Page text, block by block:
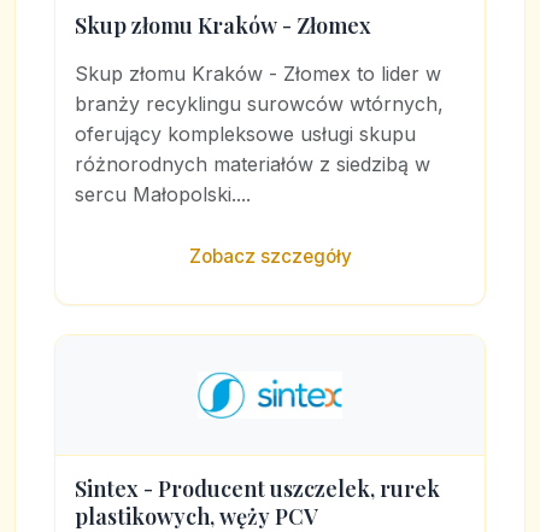
Skup złomu Kraków - Złomex
Skup złomu Kraków - Złomex to lider w
branży recyklingu surowców wtórnych,
oferujący kompleksowe usługi skupu
różnorodnych materiałów z siedzibą w
sercu Małopolski....
Zobacz szczegóły
Sintex - Producent uszczelek, rurek
plastikowych, węży PCV